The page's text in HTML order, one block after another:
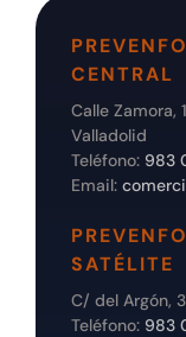
CENTRAL
Calle Zamora,
Valladolid
Teléfono: 983
Email:
SATÉLITE
C/ del Argón,
Teléfono: 983